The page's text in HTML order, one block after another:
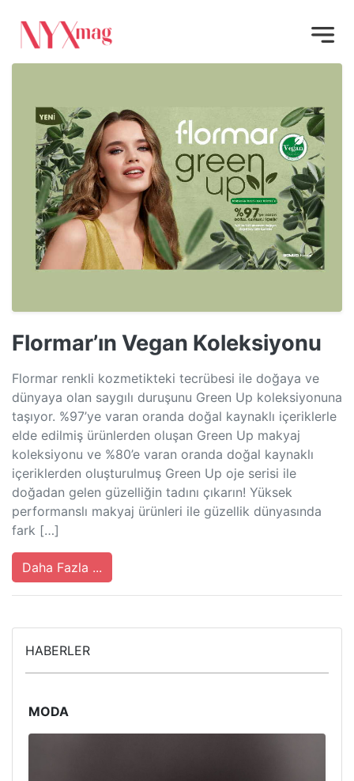
Flormar’ın Vegan Koleksiyonu
Flormar renkli kozmetikteki tecrübesi ile doğaya ve
dünyaya olan saygılı duruşunu Green Up koleksiyonuna
taşıyor. %97’ye varan oranda doğal kaynaklı içeriklerle
elde edilmiş ürünlerden oluşan Green Up makyaj
koleksiyonu ve %80’e varan oranda doğal kaynaklı
içeriklerden oluşturulmuş Green Up oje serisi ile
doğadan gelen güzelliğin tadını çıkarın! Yüksek
performanslı makyaj ürünleri ile güzellik dünyasında
fark […]
Daha Fazla ...
HABERLER
MODA